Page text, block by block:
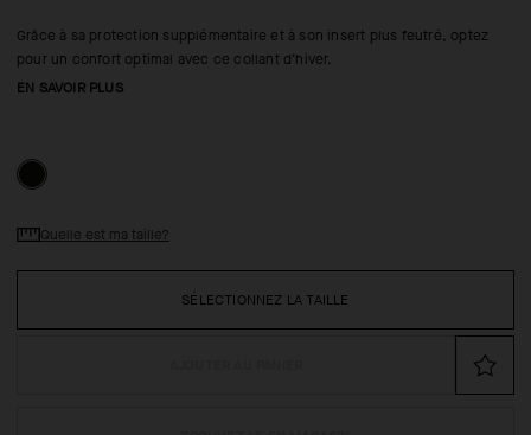
Grâce à sa protection supplémentaire et à son insert plus feutré, optez
pour un confort optimal avec ce collant d’hiver.
EN SAVOIR PLUS
SÉLECTIONNEZ LA TAILLE
Quelle est ma taille?